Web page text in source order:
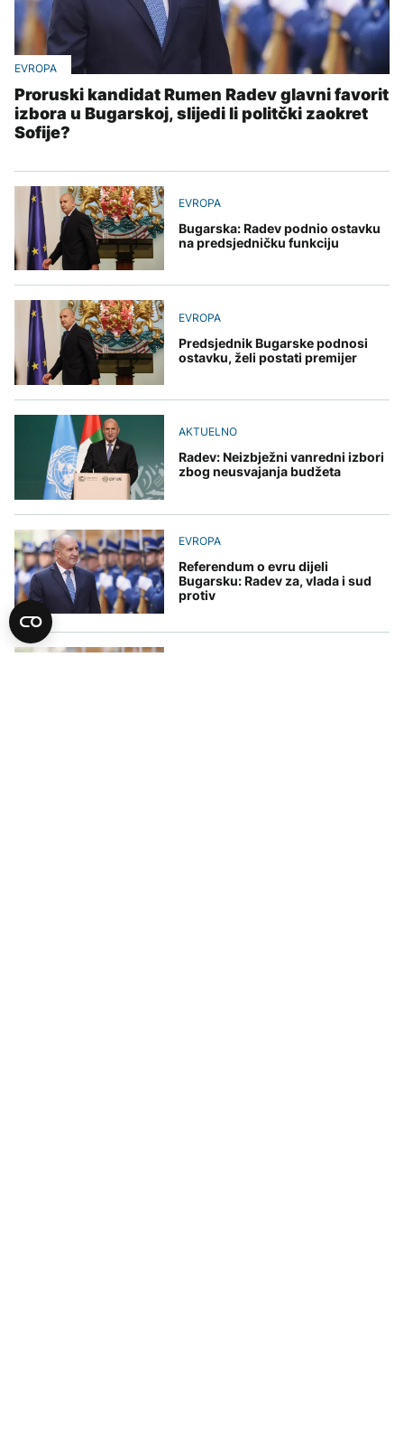
EVROPA
Proruski kandidat Rumen Radev glavni favorit
izbora u Bugarskoj, slijedi li politčki zaokret
Sofije?
EVROPA
Bugarska: Radev podnio ostavku
na predsjedničku funkciju
EVROPA
Predsjednik Bugarske podnosi
ostavku, želi postati premijer
AKTUELNO
Radev: Neizbježni vanredni izbori
zbog neusvajanja budžeta
EVROPA
Referendum o evru dijeli
Bugarsku: Radev za, vlada i sud
protiv